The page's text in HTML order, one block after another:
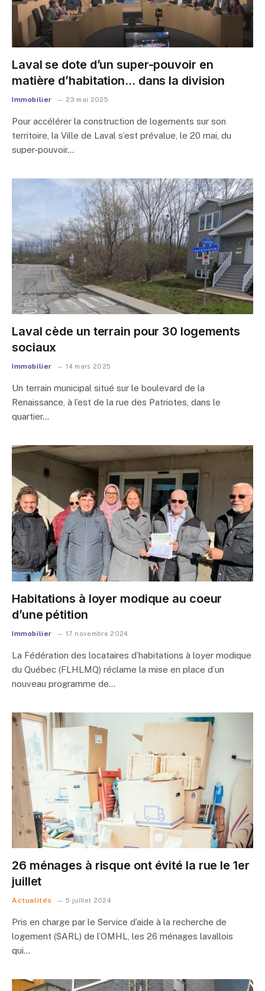
Laval se dote d’un super-pouvoir en
matière d’habitation… dans la division
Immobilier 23 mai 2025
Pour accélérer la construction de logements sur son
territoire, la Ville de Laval s’est prévalue, le 20 mai, du
super-pouvoir…
Laval cède un terrain pour 30 logements
sociaux
Immobilier 14 mars 2025
Un terrain municipal situé sur le boulevard de la
Renaissance, à l’est de la rue des Patriotes, dans le
quartier…
Habitations à loyer modique au coeur
d’une pétition
Immobilier 17 novembre 2024
La Fédération des locataires d’habitations à loyer modique
du Québec (FLHLMQ) réclame la mise en place d’un
nouveau programme de…
26 ménages à risque ont évité la rue le 1er
juillet
Actualités 5 juillet 2024
Pris en charge par le Service d’aide à la recherche de
logement (SARL) de l’OMHL, les 26 ménages lavallois
qui…